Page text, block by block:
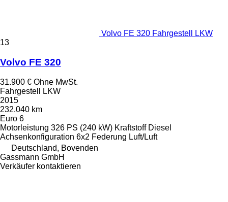
Volvo FE 320 Fahrgestell LKW
13
Volvo FE 320
31.900 € Ohne MwSt.
Fahrgestell LKW
2015
232.040 km
Euro 6
Motorleistung 326 PS (240 kW) Kraftstoff Diesel
Achsenkonfiguration 6x2 Federung Luft/Luft
Deutschland, Bovenden
Gassmann GmbH
Verkäufer kontaktieren